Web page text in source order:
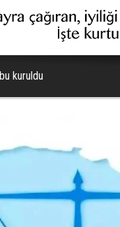
kuruldu